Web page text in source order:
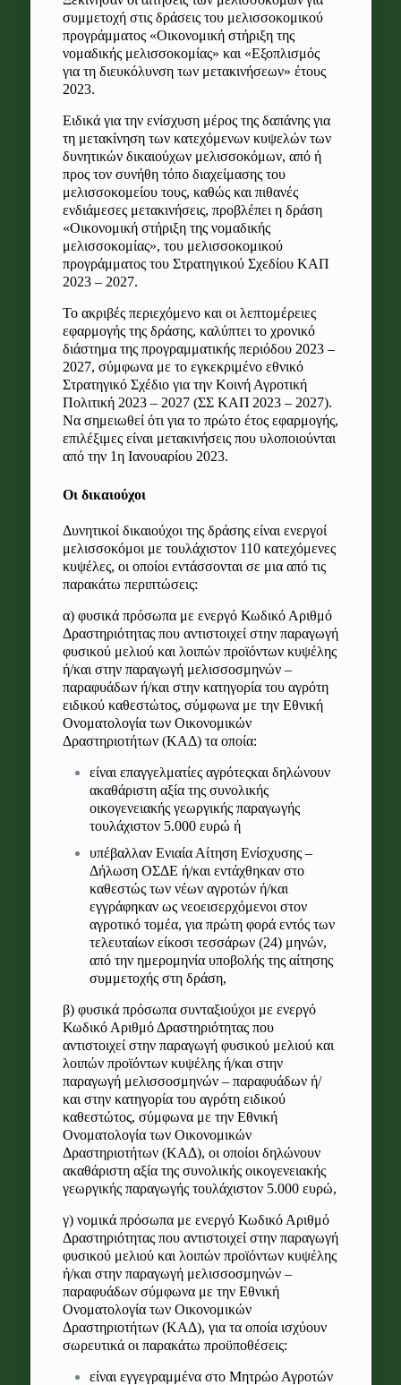
συμμετοχή στις δράσεις του μελισσοκομικού
προγράμματος «Οικονομική στήριξη της
νομαδικής μελισσοκομίας» και «Εξοπλισμός
για τη διευκόλυνση των μετακινήσεων» έτους
2023.
Ειδικά για την ενίσχυση μέρος της δαπάνης για
τη μετακίνηση των κατεχόμενων κυψελών των
δυνητικών δικαιούχων μελισσοκόμων, από ή
προς τον συνήθη τόπο διαχείμασης του
μελισσοκομείου τους, καθώς και πιθανές
ενδιάμεσες μετακινήσεις, προβλέπει η δράση
«Οικονομική στήριξη της νομαδικής
μελισσοκομίας», του μελισσοκομικού
προγράμματος του Στρατηγικού Σχεδίου ΚΑΠ
2023 – 2027.
Το ακριβές περιεχόμενο και οι λεπτομέρειες
εφαρμογήςτης δράσης, καλύπτει το χρονικό
διάστημα της προγραμματικής περιόδου 2023 –
2027, σύμφωνα με το εγκεκριμένο εθνικό
Στρατηγικό Σχέδιο για την Κοινή Αγροτική
Πολιτική 2023 – 2027 (ΣΣ ΚΑΠ 2023 – 2027).
Να σημειωθεί ότι για το πρώτο έτος εφαρμογής,
επιλέξιμες είναι μετακινήσεις που υλοποιούνται
από την 1η Ιανουαρίου 2023.
Οι δικαιούχοι
Δυνητικοί δικαιούχοι της δράσης είναι ενεργοί
μελισσοκόμοι με τουλάχιστον 110 κατεχόμενες
κυψέλες, οι οποίοι εντάσσονται σε μια από τις
παρακάτω περιπτώσεις:
α) φυσικά πρόσωπα με ενεργό Κωδικό Αριθμό
Δραστηριότητας που αντιστοιχεί στην παραγωγή
φυσικού μελιού και λοιπών προϊόντων κυψέλης
ή/και στην παραγωγή μελισσοσμηνών –
παραφυάδων ή/και στην κατηγορία του αγρότη
ειδικού καθεστώτος, σύμφωνα με την Εθνική
Ονοματολογία των Οικονομικών
Δραστηριοτήτων (ΚΑΔ) τα οποία:
είναι επαγγελματίες αγρότεςκαι δηλώνουν
ακαθάριστη αξία της συνολικής
οικογενειακής γεωργικής παραγωγής
τουλάχιστον 5.000 ευρώ ή
υπέβαλλαν Ενιαία Αίτηση Ενίσχυσης –
Δήλωση ΟΣΔΕ ή/και εντάχθηκαν στο
καθεστώς των νέων αγροτών ή/και
εγγράφηκαν ως νεοεισερχόμενοι στον
αγροτικό τομέα, για πρώτη φορά εντός των
τελευταίων είκοσι τεσσάρων (24) μηνών,
από την ημερομηνία υποβολής της αίτησης
συμμετοχής στη δράση,
β) φυσικά πρόσωπα συνταξιούχοι με ενεργό
Κωδικό Αριθμό Δραστηριότητας που
αντιστοιχεί στην παραγωγή φυσικού μελιού και
λοιπών προϊόντων κυψέλης ή/και στην
παραγωγή μελισσοσμηνών – παραφυάδων ή/
και στην κατηγορία του αγρότη ειδικού
καθεστώτος, σύμφωνα με την Εθνική
Ονοματολογία των Οικονομικών
Δραστηριοτήτων (ΚΑΔ), οι οποίοι δηλώνουν
ακαθάριστη αξία της συνολικής οικογενειακής
γεωργικής παραγωγής τουλάχιστον 5.000 ευρώ,
γ) νομικά πρόσωπα με ενεργό Κωδικό Αριθμό
Δραστηριότητας που αντιστοιχεί στην παραγωγή
φυσικού μελιού και λοιπών προϊόντων κυψέλης
ή/και στην παραγωγή μελισσοσμηνών –
παραφυάδων σύμφωνα με την Εθνική
Ονοματολογία των Οικονομικών
Δραστηριοτήτων (ΚΑΔ), για τα οποία ισχύουν
σωρευτικά οι παρακάτω προϋποθέσεις:
είναι εγγεγραμμένα στο Μητρώο Αγροτών